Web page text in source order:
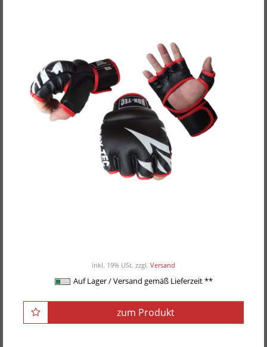
inkl. 19% USt. zzgl. Versand
Auf Lager / Versand gemäß Lieferzeit **
zum Produkt